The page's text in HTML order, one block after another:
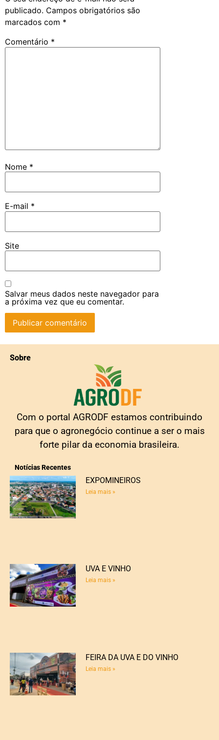
publicado. Campos obrigatórios são
marcados com *
Comentário *
Nome *
E-mail *
Site
Salvar meus dados neste navegador para
a próxima vez que eu comentar.
Sobre
Com o portal AGRODF estamos contribuindo
para que o agronegócio continue a ser o mais
forte pilar da economia brasileira.
Notícias Recentes
EXPOMINEIROS
Leia mais »
UVA E VINHO
Leia mais »
FEIRA DA UVA E DO VINHO
Leia mais »